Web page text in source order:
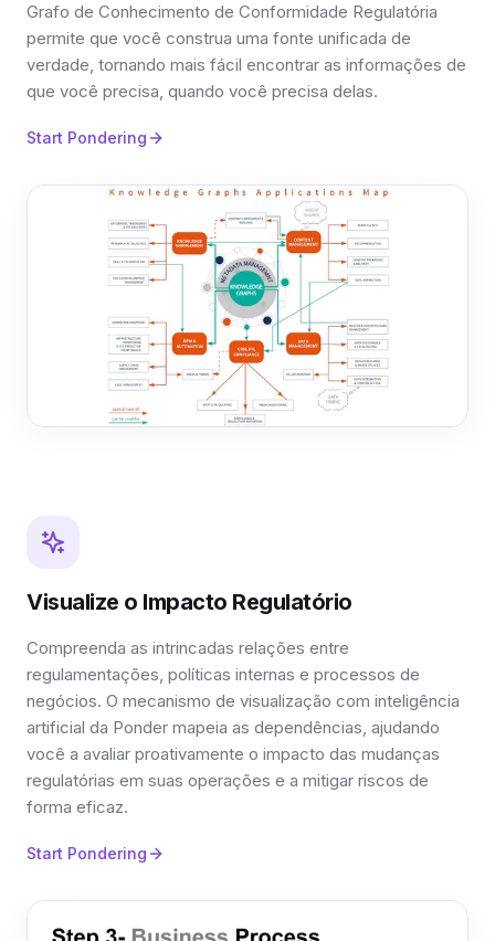
Grafo de Conhecimento de Conformidade Regulatória
permite que você construa uma fonte unificada de
verdade, tornando mais fácil encontrar as informações de
que você precisa, quando você precisa delas.
Start Pondering
Visualize o Impacto Regulatório
Compreenda as intrincadas relações entre
regulamentações, políticas internas e processos de
negócios. O mecanismo de visualização com inteligência
artificial da Ponder mapeia as dependências, ajudando
você a avaliar proativamente o impacto das mudanças
regulatórias em suas operações e a mitigar riscos de
forma eficaz.
Start Pondering